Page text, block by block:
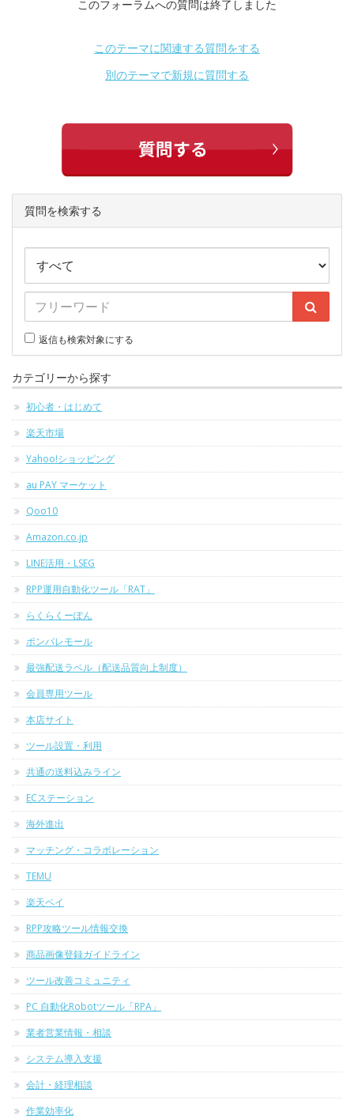
このフォーラムへの質問は終了しました
このテーマに関連する質問をする
別のテーマで新規に質問する
質問を検索する
返信も検索対象にする
カテゴリーから探す
初心者・はじめて
楽天市場
Yahoo!ショッピング
au PAY マーケット
Qoo10
Amazon.co.jp
LINE活用・LSEG
RPP運用自動化ツール「RAT」
らくらくーぽん
ポンパレモール
最強配送ラベル（配送品質向上制度）
会員専用ツール
本店サイト
ツール設置・利用
共通の送料込みライン
ECステーション
海外進出
マッチング・コラボレーション
TEMU
楽天ペイ
RPP攻略ツール情報交換
商品画像登録ガイドライン
ツール改善コミュニティ
PC 自動化Robotツール「RPA」
業者営業情報・相談
システム導入支援
会計・経理相談
作業効率化